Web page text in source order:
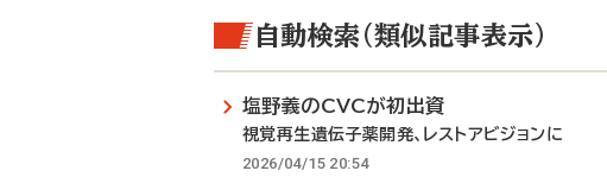
自動検索（類似記事表示）
塩野義のCVCが初出資
視覚再生遺伝子薬開発、レストアビジョンに
2026/04/15 20:54